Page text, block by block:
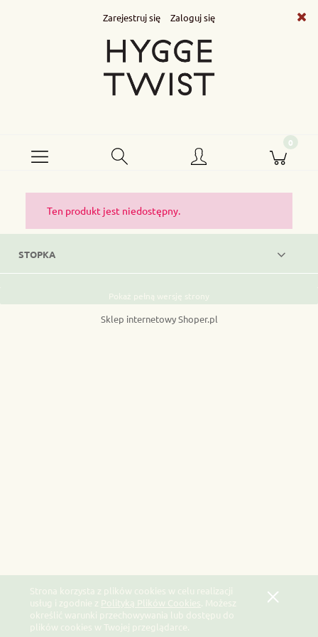
Strona korzysta z plików cookies w celu realizacji
usług i zgodnie z Polityką Plików Cookies . Możesz
określić warunki przechowywania lub dostępu do
plików cookies w Twojej przeglądarce.
Zarejestruj się Zaloguj się
Ten produkt jest niedostępny.
STOPKA
Pokaż pełną wersję strony
Sklep internetowy Shoper.pl